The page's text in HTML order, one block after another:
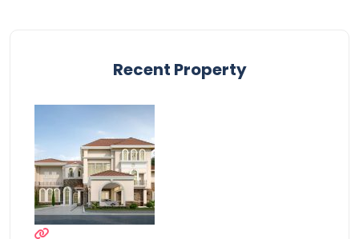
Recent Property